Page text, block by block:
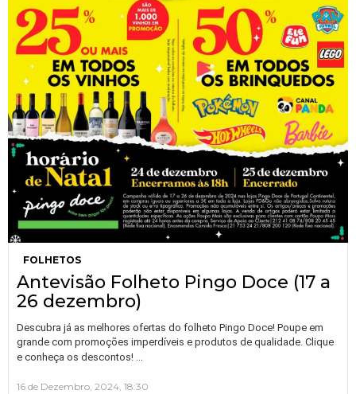
FOLHETOS
Antevisão Folheto Pingo Doce (17 a
26 dezembro)
Descubra já as melhores ofertas do folheto Pingo Doce! Poupe em
grande com promoções imperdíveis e produtos de qualidade. Clique
e conheça os descontos! …
16 de Dezembro, 2024, 18:30